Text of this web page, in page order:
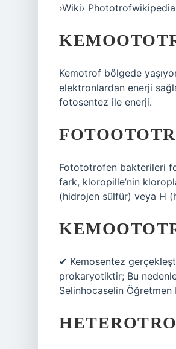
›Wiki›
Kemotrof bölgede
elektronlardan enerji
fotosentez ile enerji.
Fotototrofen bakterileri
fark, kloropille’nin
(hidrojen sülfür) veya H
✔ Kemosentez
prokaryotiktir; Bu
Selinhocaselin